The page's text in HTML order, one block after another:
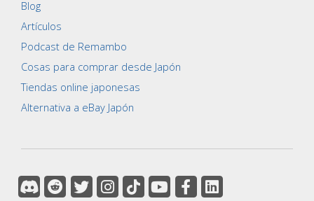
Blog
Artículos
Podcast de Remambo
Cosas para comprar desde Japón
Tiendas online japonesas
Alternativa a eBay Japón